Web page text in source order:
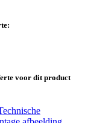
voor dit product